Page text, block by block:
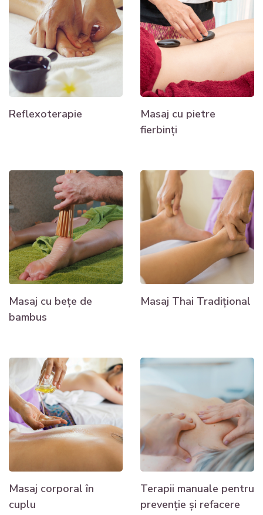
Reflexoterapie
Masaj cu pietre
fierbinți
Masaj cu bețe de
bambus
Masaj Thai Tradițional
Masaj corporal în
cuplu
Terapii manuale pentru
prevenție și refacere